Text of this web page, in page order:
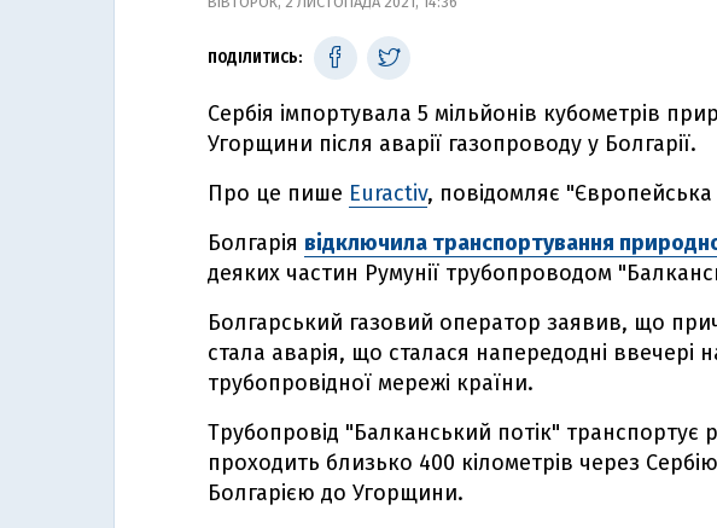
ПОДІЛИТИСЬ:
Сербія імпортувала 5 мільйонів кубометрів
Угорщини після аварії газопроводу у Болгарії.
Про це пише Euractiv, повідомляє
Болгарія відключила транспортування
деяких частин Румунії трубопроводом
Болгарський газовий оператор заявив, що
стала аварія, що сталася напередодні ввечері
трубопровідної мережі країни.
Трубопровід "Балканський потік" транспортує
проходить близько 400 кілометрів через
Болгарією до Угорщини.